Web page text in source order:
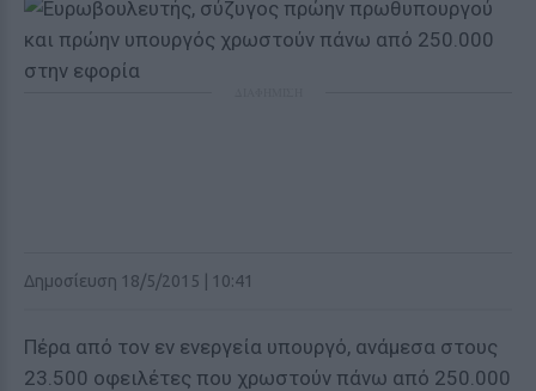
Δημοσίευση 18/5/2015 | 10:41
Πέρα από τον εν ενεργεία υπουργό, ανάμεσα στους
23.500 οφειλέτες που χρωστούν πάνω από 250.000